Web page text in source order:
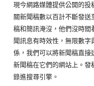
現今網路媒體提供公開的投
關新聞稿數以百計不斷發
稿和簡訊淹沒，他們沒時間
聞訊息有時效性，無限數
係，我們可以將新聞稿直接
新聞稿在它們的網站上。發
錄進搜尋引擎。